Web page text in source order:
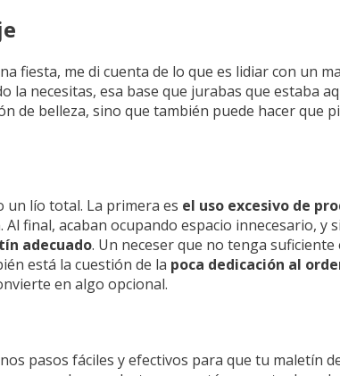
fiesta, me di cuenta de lo que es lidiar con un
necesitas, esa base que jurabas que estaba
de belleza, sino que también puede hacer que
un lío total. La primera es el uso excesivo de
final, acaban ocupando espacio innecesario, y
adecuado. Un neceser que no tenga
está la cuestión de la poca dedicación al
en algo opcional.
pasos fáciles y efectivos para que tu maletín